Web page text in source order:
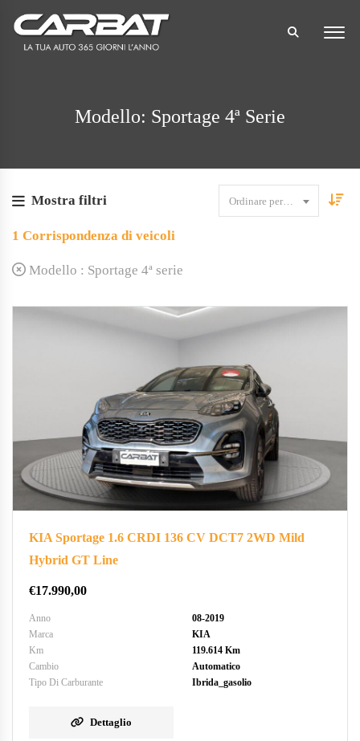
Modello: Sportage 4ª Serie
Mostra filtri Ordinare per data
1 Corrispondenza di veicoli
Modello : Sportage 4ª serie
KIA Sportage 1.6 CRDI 136 CV DCT7 2WD Mild
Hybrid GT Line
€17.990,00
Anno
08-2019
Marca
KIA
Km
119.614 Km
Cambio
Automatico
Tipo Di Carburante
Ibrida_gasolio
Dettaglio